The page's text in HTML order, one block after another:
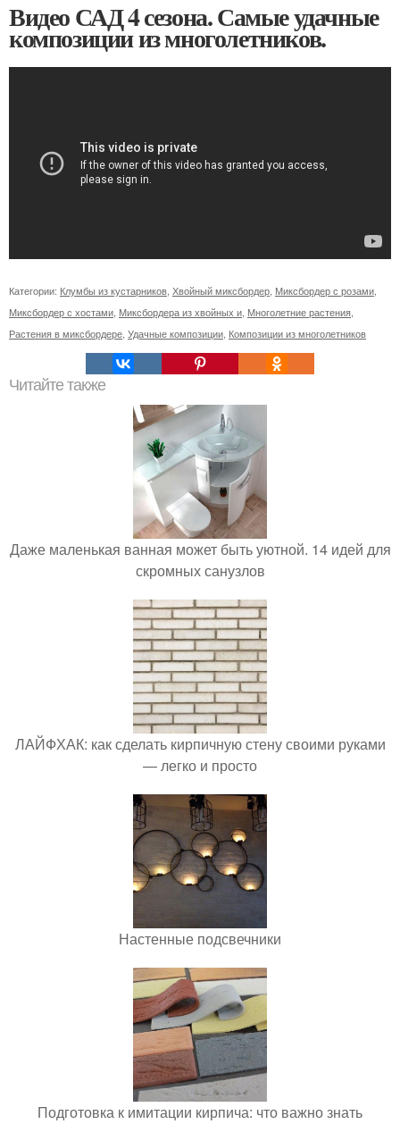
Видео САД 4 сезона. Самые удачные
композиции из многолетников.
Категории: Клумбы из кустарников Хвойный миксбордер Миксбордер с розами
Миксбордер с хостами Миксбордера из хвойных и Многолетние растения
Растения в миксбордере Удачные композиции Композиции из многолетников
Читайте также
Даже маленькая ванная может быть уютной. 14 идей для
скромных санузлов
ЛАЙФХАК: как сделать кирпичную стену своими руками
— легко и просто
Настенные подсвечники
Подготовка к имитации кирпича: что важно знать